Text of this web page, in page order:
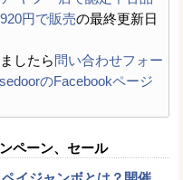
円で販売の最終更新日
したら問い合わせフォー
のFacebookページ
ペーン、セール